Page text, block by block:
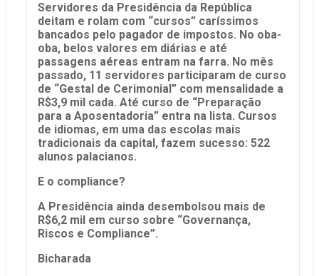
Servidores da Presidência da República
deitam e rolam com “cursos” caríssimos
bancados pelo pagador de impostos. No oba-
oba, belos valores em diárias e até
passagens aéreas entram na farra. No mês
passado, 11 servidores participaram de curso
de “Gestal de Cerimonial” com mensalidade a
R$3,9 mil cada. Até curso de “Preparação
para a Aposentadoria” entra na lista. Cursos
de idiomas, em uma das escolas mais
tradicionais da capital, fazem sucesso: 522
alunos palacianos.
E o compliance?
A Presidência ainda desembolsou mais de
R$6,2 mil em curso sobre “Governança,
Riscos e Compliance”.
Bicharada